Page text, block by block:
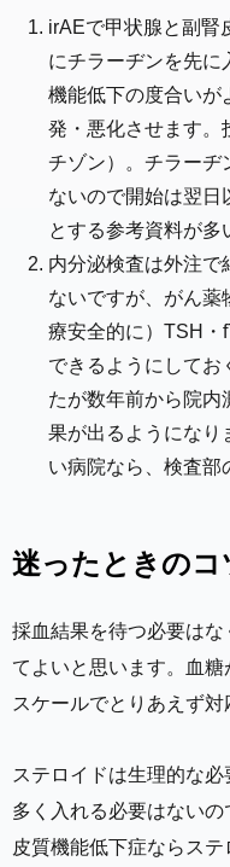
irAEで甲状腺と副腎
にチラーヂンを先に
機能低下の度合いが
発・悪化させます。
チゾン）。チラーヂ
ないので開始は翌日
とする参考資料が多
内分泌検査は外注で
ないですが、がん薬
療安全的に）TSH・
できるようにしてお
たが数年前から院内
果が出るようになり
い病院なら、検査部
迷ったときのコ
採血結果を待つ必要は
てよいと思います。血
スケールでとりあえず対
ステロイドは生理的な
多く入れる必要はない
皮質機能低下症ならス